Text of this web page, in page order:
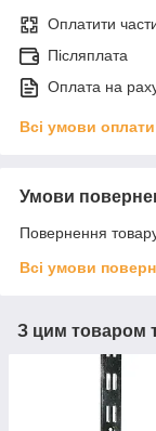
Оплатити
Післяплата
Оплата на
Всі умови оплати
Умови
Повернення
Всі умови
З цим товаром